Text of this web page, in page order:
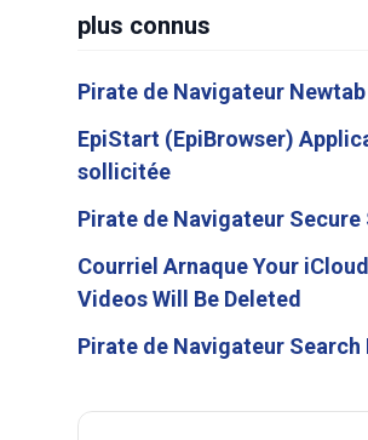
plus connus
Pirate de Navigateur Newtab
EpiStart (EpiBrowser)
sollicitée
Pirate de Navigateur Secure
Courriel Arnaque Your
Videos Will Be Deleted
Pirate de Navigateur Search